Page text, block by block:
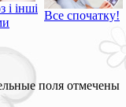
і інші
Все спочатку!
поля отмечены